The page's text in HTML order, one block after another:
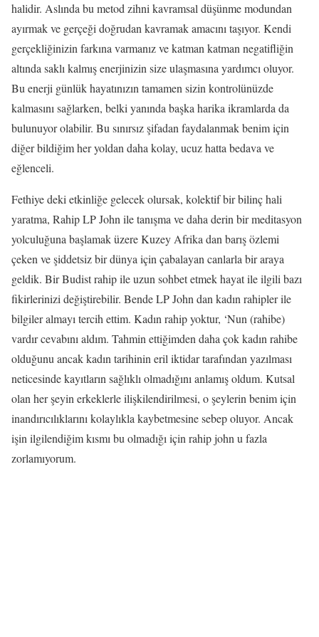
halidir. Aslında bu metod zihni kavramsal düşünme modundan
ayırmak ve gerçeği doğrudan kavramak amacını taşıyor. Kendi
gerçekliğinizin farkına varmanız ve katman katman negatifliğin
altında saklı kalmış enerjinizin size ulaşmasına yardımcı oluyor.
Bu enerji günlük hayatınızın tamamen sizin kontrolünüzde
kalmasını sağlarken, belki yanında başka harika ikramlarda da
bulunuyor olabilir. Bu sınırsız şifadan faydalanmak benim için
diğer bildiğim her yoldan daha kolay, ucuz hatta bedava ve
eğlenceli.
Fethiye deki etkinliğe gelecek olursak, kolektif bir bilinç hali
yaratma, Rahip LP John ile tanışma ve daha derin bir meditasyon
yolculuğuna başlamak üzere Kuzey Afrika dan barış özlemi
çeken ve şiddetsiz bir dünya için çabalayan canlarla bir araya
geldik. Bir Budist rahip ile uzun sohbet etmek hayat ile ilgili bazı
fikirlerinizi değiştirebilir. Bende LP John dan kadın rahipler ile
bilgiler almayı tercih ettim. Kadın rahip yoktur, ‘Nun (rahibe)
vardır cevabını aldım. Tahmin ettiğimden daha çok kadın rahibe
olduğunu ancak kadın tarihinin eril iktidar tarafından yazılması
neticesinde kayıtların sağlıklı olmadığını anlamış oldum. Kutsal
olan her şeyin erkeklerle ilişkilendirilmesi, o şeylerin benim için
inandırıcılıklarını kolaylıkla kaybetmesine sebep oluyor. Ancak
işin ilgilendiğim kısmı bu olmadığı için rahip john u fazla
zorlamıyorum.